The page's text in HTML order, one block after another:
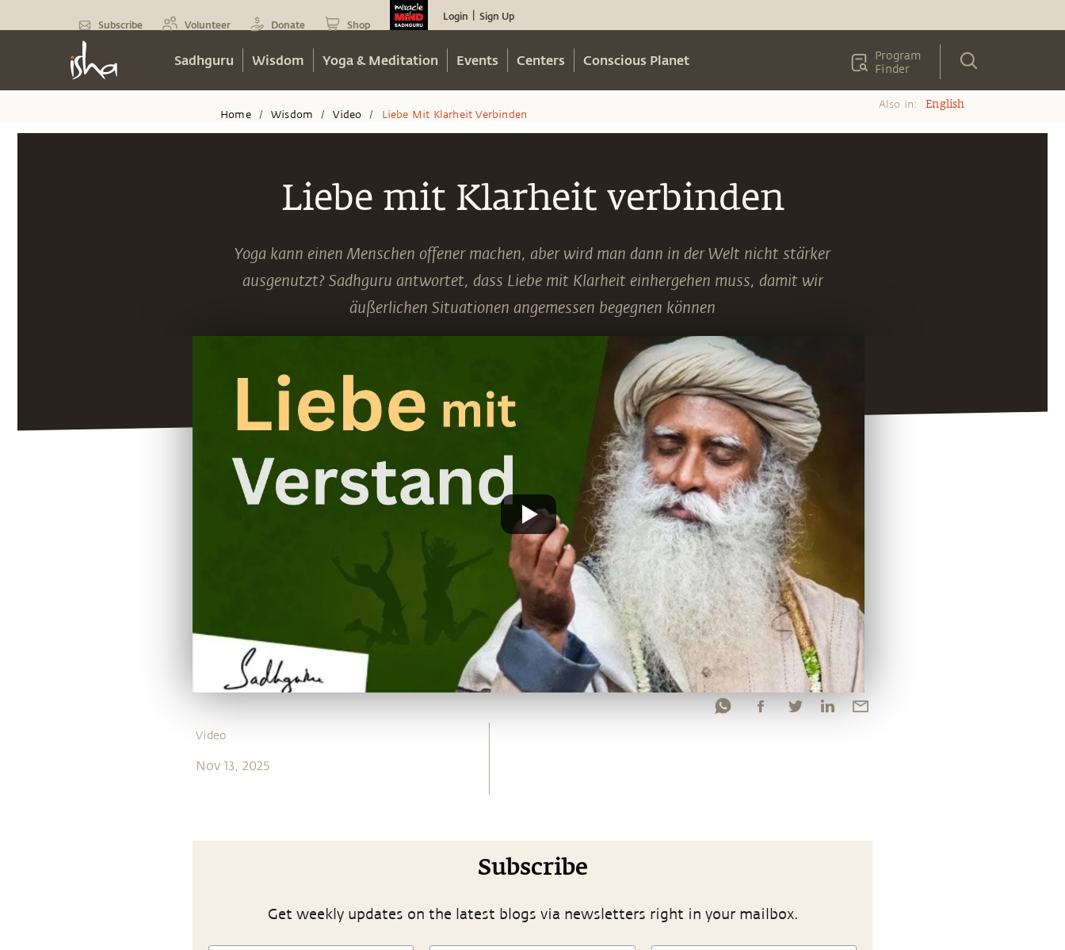
Subscribe Volunteer Donate Shop
Login Sign Up
Sadhguru Wisdom Yoga & Meditation Events Centers Conscious Planet
Program
Finder
Liebe mit Klarheit verbinden
Yoga kann einen Menschen offener machen, aber wird man dann in der Welt nicht stärker
ausgenutzt? Sadhguru antwortet, dass Liebe mit Klarheit einhergehen muss, damit wir
äußerlichen Situationen angemessen begegnen können
Video
Nov 13, 2025
Subscribe
Get weekly updates on the latest blogs via newsletters right in your mailbox.
Home / Wisdom / Video / Liebe Mit Klarheit Verbinden
Also in: English